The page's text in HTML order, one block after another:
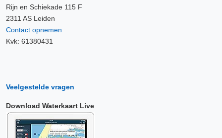
Verschil t.o.v. NAP: 640 cm
7 Aug, 00:30 uur
Verschil t.o.v. NAP: 640 cm
7 Aug, 00:50 uur
Verschil t.o.v. NAP: 640 cm
Rijn en Schiekade 115 F
2311 AS Leiden
Contact opnemen
Kvk: 61380431
Veelgestelde vragen
Download Waterkaart Live